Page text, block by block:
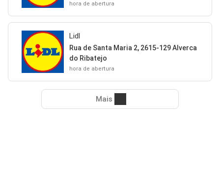
hora de abertura
Lidl
Rua de Santa Maria 2, 2615-129 Alverca
do Ribatejo
hora de abertura
Mais